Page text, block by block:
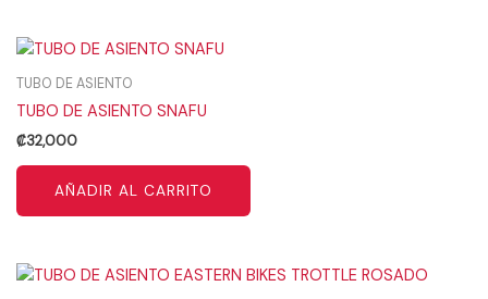
TUBO DE ASIENTO
TUBO DE ASIENTO SNAFU
₡32,000
AÑADIR AL CARRITO